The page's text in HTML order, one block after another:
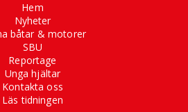
Hem
Nyheter
båtar & motorer
SBU
Reportage
Unga hjältar
Kontakta oss
Läs tidningen